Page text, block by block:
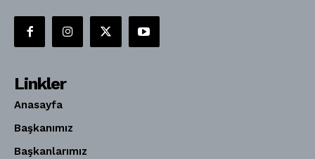
Linkler
Anasayfa
Başkanımız
Başkanlarımız